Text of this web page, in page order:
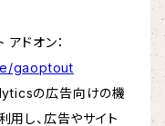
ドオン：
gaoptout
の広告向けの機
用し、広告やサイト